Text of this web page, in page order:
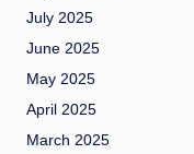
July 2025
June 2025
May 2025
April 2025
March 2025